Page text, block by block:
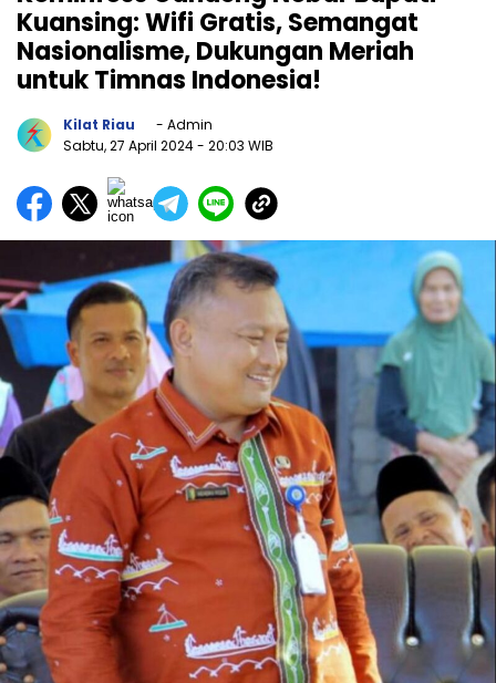
Kuansing: Wifi Gratis, Semangat
Nasionalisme, Dukungan Meriah
untuk Timnas Indonesia!
Kilat Riau
- Admin
Sabtu, 27 April 2024- 20:03 WIB